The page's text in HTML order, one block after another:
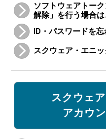
ソフトウェアトー
解除」を行う場合は
ID・パスワードを
スクウェア・エニ
スクウェ
アカウ